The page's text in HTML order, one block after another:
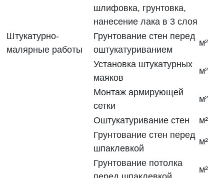
шлифовка, грунтовка,
нанесение лака в 3 слоя
Штукатурно-
малярные работы
Грунтование стен перед
оштукатуриванием
м²
Установка штукатурных
маяков
м²
Монтаж армирующей
сетки
м²
Оштукатуривание стен
м²
Грунтование стен перед
шпаклевкой
м²
Грунтование потолка
м²